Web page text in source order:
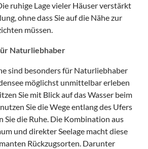
ruhige Lage vieler Häuser verstärkt
ohne dass Sie auf die Nähe zur
müssen.
Naturliebhaber
sind besonders für Naturliebhaber
möglichst unmittelbar erleben
Sie mit Blick auf das Wasser beim
Sie die Wege entlang des Ufers
Sie die Ruhe. Die Kombination aus
und direkter Seelage macht diese
Rückzugsorten. Darunter